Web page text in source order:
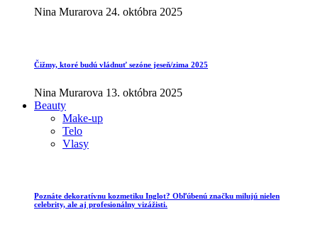
Nina Murarova 24. októbra 2025
Čižmy, ktoré budú vládnuť sezóne jeseň/zima 2025
Nina Murarova 13. októbra 2025
Beauty
Make-up
Telo
Vlasy
Poznáte dekoratívnu kozmetiku Inglot? Obľúbenú značku milujú nielen
celebrity, ale aj profesionálny vizážisti.